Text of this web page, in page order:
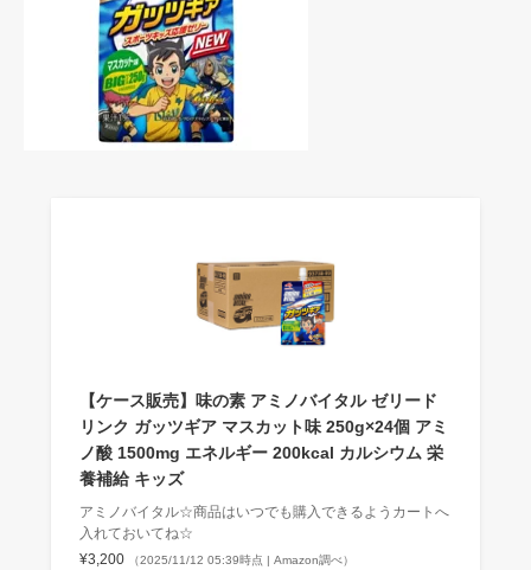
【ケース販売】味の素 アミノバイタル ゼリード
リンク ガッツギア マスカット味 250g×24個 アミ
ノ酸 1500mg エネルギー 200kcal カルシウム 栄
養補給 キッズ
アミノバイタル☆商品はいつでも購入できるようカートへ
入れておいてね☆
¥3,200
（2025/11/12 05:39時点 | Amazon調べ）